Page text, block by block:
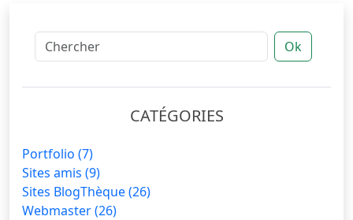
Ok
CATÉGORIES
Portfolio (7)
Sites amis (9)
Sites BlogThèque(26)
Webmaster(26)